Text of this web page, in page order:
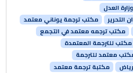
العدل
مكتب ترجمة يوناني معتمد
مكتب ترجمه معتمد في التجمع
مكتب للترجمة المعتمدة
معتمد للترجمة
مكتبة ترجمة معتمد